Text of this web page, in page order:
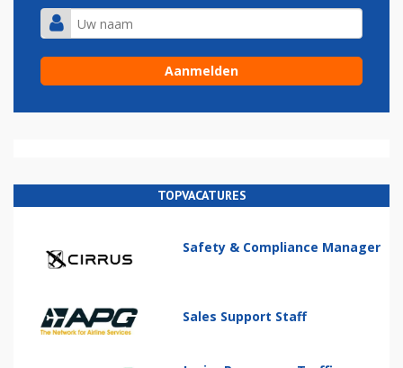
TOPVACATURES
Safety & Compliance Manager
Sales Support Staff